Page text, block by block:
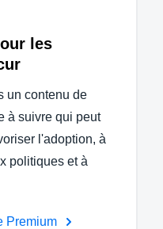
les
un contenu de
à suivre qui peut
l'adoption, à
politiques et à
Premium